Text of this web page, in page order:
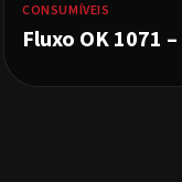
CONSUMÍVEIS
Fluxo OK 1071 –